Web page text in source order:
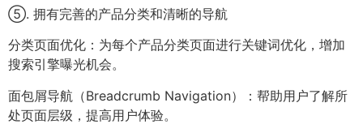
⑤. 拥有完善的产品分类和清晰的导航
分类页面优化：为每个产品分类页面进行关键词优化，增加
搜索引擎曝光机会。
面包屑导航（Breadcrumb Navigation）：帮助用户了解所
处页面层级，提高用户体验。